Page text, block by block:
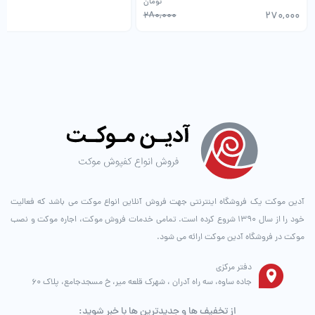
280,000 270,000
آدین موکت یک فروشگاه اینترنتی جهت فروش آنلاین انواع موکت می باشد که فعالیت
خود را از سال ۱۳۹۰ شروع کرده است. تمامی خدمات فروش موکت، اجاره موکت و نصب
موکت در فروشگاه آدین موکت ارائه می شود.
دفتر مرکزی
جاده ساوه، سه راه آدران ، شهرک قلعه میر، خ مسجدجامع، پلاک 60
از تخفیف ها و جدیدترین ها با خبر شوید: